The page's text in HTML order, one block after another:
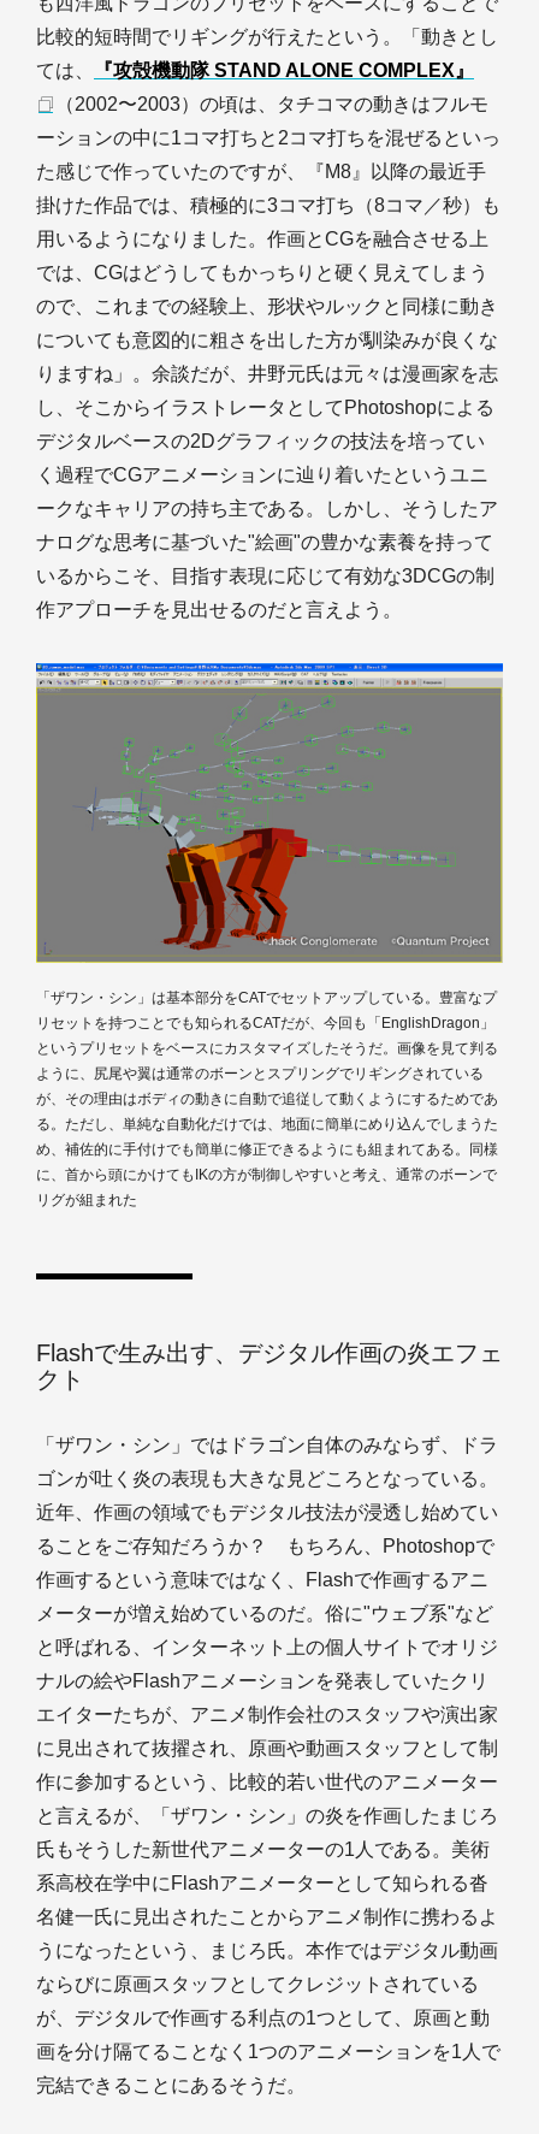
比較的短時間でリギングが行えたという。「動きとし
ては、
『攻殻機動隊 STAND ALONE COMPLEX』
（2002〜2003）の頃は、タチコマの動きはフルモ
ーションの中に1コマ打ちと2コマ打ちを混ぜるといっ
た感じで作っていたのですが、『M8』以降の最近手
掛けた作品では、積極的に3コマ打ち（8コマ／秒）も
用いるようになりました。作画とCGを融合させる上
では、CGはどうしてもかっちりと硬く見えてしまう
ので、これまでの経験上、形状やルックと同様に動き
についても意図的に粗さを出した方が馴染みが良くな
りますね」。余談だが、井野元氏は元々は漫画家を志
し、そこからイラストレータとしてPhotoshopによる
デジタルベースの2Dグラフィックの技法を培ってい
く過程でCGアニメーションに辿り着いたというユニ
ークなキャリアの持ち主である。しかし、そうしたア
ナログな思考に基づいた"絵画"の豊かな素養を持って
いるからこそ、目指す表現に応じて有効な3DCGの制
作アプローチを見出せるのだと言えよう。
「ザワン・シン」は基本部分をCATでセットアップしている。豊富なプ
リセットを持つことでも知られるCATだが、今回も「EnglishDragon」
というプリセットをベースにカスタマイズしたそうだ。画像を見て判る
ように、尻尾や翼は通常のボーンとスプリングでリギングされている
が、その理由はボディの動きに自動で追従して動くようにするためであ
る。ただし、単純な自動化だけでは、地面に簡単にめり込んでしまうた
め、補佐的に手付けでも簡単に修正できるようにも組まれてある。同様
に、首から頭にかけてもIKの方が制御しやすいと考え、通常のボーンで
リグが組まれた
Flashで生み出す、デジタル作画の炎エフェ
クト
「ザワン・シン」ではドラゴン自体のみならず、ドラ
ゴンが吐く炎の表現も大きな見どころとなっている。
近年、作画の領域でもデジタル技法が浸透し始めてい
ることをご存知だろうか？ もちろん、Photoshopで
作画するという意味ではなく、Flashで作画するアニ
メーターが増え始めているのだ。俗に"ウェブ系"など
と呼ばれる、インターネット上の個人サイトでオリジ
ナルの絵やFlashアニメーションを発表していたクリ
エイターたちが、アニメ制作会社のスタッフや演出家
に見出されて抜擢され、原画や動画スタッフとして制
作に参加するという、比較的若い世代のアニメーター
と言えるが、「ザワン・シン」の炎を作画したまじろ
氏もそうした新世代アニメーターの1人である。美術
系高校在学中にFlashアニメーターとして知られる沓
名健一氏に見出されたことからアニメ制作に携わるよ
うになったという、まじろ氏。本作ではデジタル動画
ならびに原画スタッフとしてクレジットされている
が、デジタルで作画する利点の1つとして、原画と動
画を分け隔てることなく1つのアニメーションを1人で
完結できることにあるそうだ。